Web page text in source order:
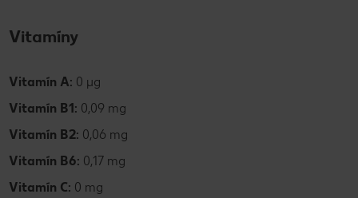
Vitamíny
Vitamín A: 0 µg
Vitamín B1: 0,09 mg
Vitamín B2: 0,06 mg
Vitamín B6: 0,17 mg
Vitamín C: 0 mg